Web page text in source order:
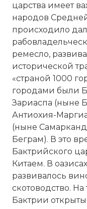
царства имеет
народов
происходило
ремесло,
исторической
«страной 1000
городами были
Зариаспа (ныне
Антиохия-
(ныне
Беграм). В это
Бактрийского
Китаем. В
развивалось
скотоводство.
Бактрии